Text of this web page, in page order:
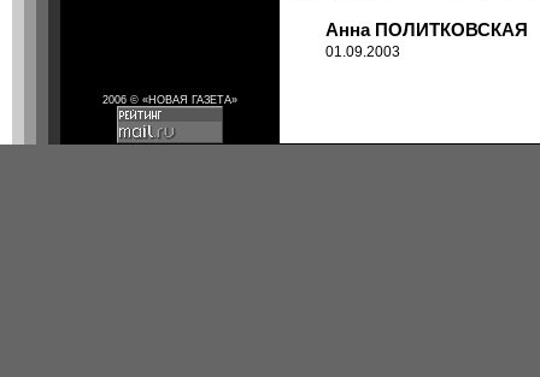
Анна ПОЛИТКОВСКАЯ
01.09.2003
2006 © «НОВАЯ ГАЗЕТА»